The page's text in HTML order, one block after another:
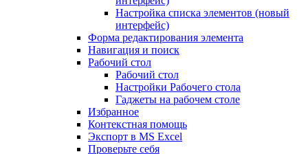
Настройка списка элементов (новый
интерфейс)
Форма редактирования элемента
Навигация и поиск
Рабочий стол
Рабочий стол
Настройки Рабочего стола
Гаджеты на рабочем столе
Избранное
Контекстная помощь
Экспорт в MS Excel
Проверьте себя